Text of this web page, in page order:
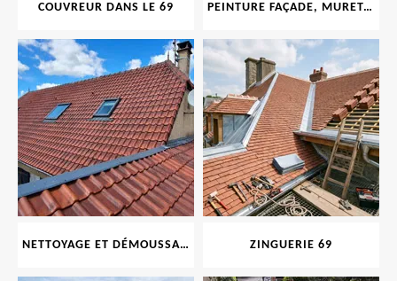
COUVREUR DANS LE 69 PEINTURE FAÇADE, MURET, TOITURE, BOISERIE, FERRONERIE, GOUTTIÈRE 69
NETTOYAGE ET DÉMOUSSAGE DE TOITURE ET FAÇADE 69 ZINGUERIE 69